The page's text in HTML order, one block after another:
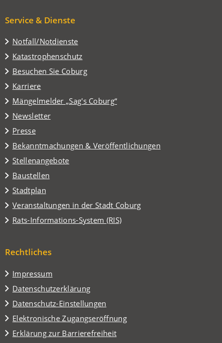
Service & Dienste
Notfall/Notdienste
Katastrophenschutz
Besuchen Sie Coburg
(Öffnet
in
einem
neuen
Tab)
Karriere
Mängelmelder „Sag's Coburg“
(Öffnet
in
einem
neuen
Tab)
Newsletter
Presse
Bekanntmachungen & Veröffentlichungen
Stellenangebote
Baustellen
Stadtplan
(Öffnet
in
einem
neuen
Veranstaltungen in der Stadt Coburg
(Öffnet
in
einem
Tab)
Rats-Informations-System (RIS)
(Öffnet
neuen
Rechtliches
Impressum
Datenschutzerklärung
Datenschutz-Einstellungen
Elektronische Zugangseröffnung
Erklärung zur Barrierefreiheit